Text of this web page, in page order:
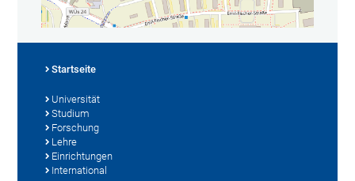
Startseite
Universität
Studium
Forschung
Lehre
Einrichtungen
International